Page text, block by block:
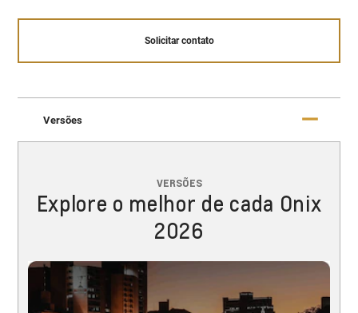
Solicitar contato
Versões
VERSÕES
Explore o melhor de cada Onix
2026